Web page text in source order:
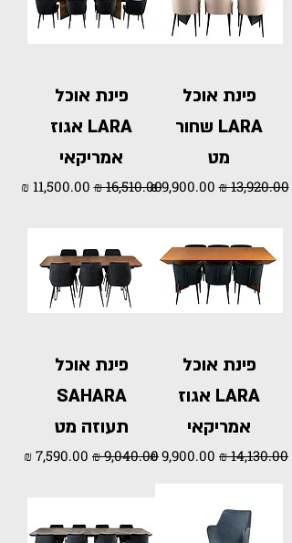
פינת אוכל
LARA שחור
מט
מחיר רגיל‏13,920.00 ‏₪ מחיר מבצע
פינת אוכל
LARA אגוז
אמריקאי
מחיר רגיל‏16,510.00 ‏₪ מחיר מבצע
פינת אוכל
LARA אגוז
אמריקאי
מחיר רגיל מחיר מבצע
פינת אוכל
SAHARA
תעוזה מט
מחיר רגיל מחיר מבצע